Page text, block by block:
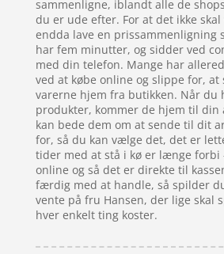
sammenligne, iblandt alle de
du er ude efter. For at det ikke
endda lave en prissammenligning
har fem minutter, og sidder ved
med din telefon. Mange har
ved at købe online og slippe for,
varerne hjem fra butikken. Når du
produkter, kommer de hjem til din
kan bede dem om at sende til dit
for, så du kan vælge det, det er
tider med at stå i kø er længe forbi
online og så det er direkte til
færdig med at handle, så spilder
vente på fru Hansen, der lige skal
hver enkelt ting koster.